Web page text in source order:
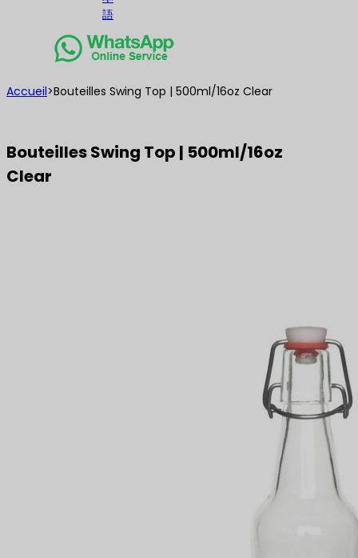
語
Accueil>Bouteilles Swing Top | 500ml/16oz Clear
Bouteilles Swing Top | 500ml/16oz
Clear